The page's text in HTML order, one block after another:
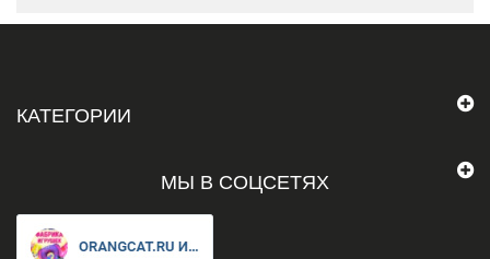
КАТЕГОРИИ
МЫ В СОЦСЕТЯХ